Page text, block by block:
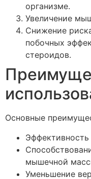
организме.
Увеличение
Снижение
побочных
стероидов.
Основные
Эффективность
мышечной
Уменьшение